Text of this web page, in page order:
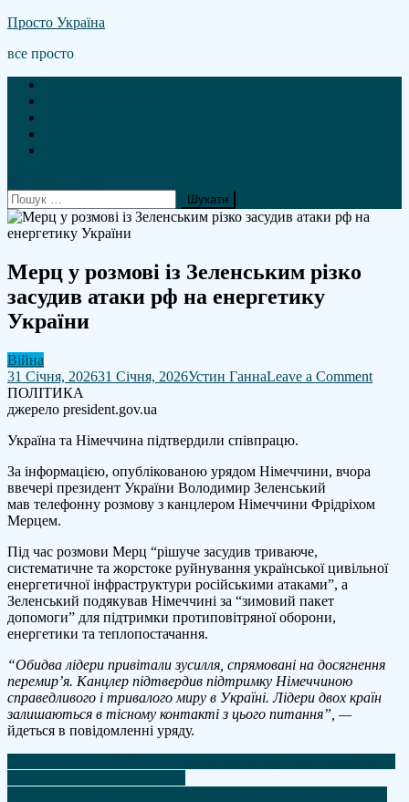
Skip
content
Просто Україна
все просто
Пошук:
Мерц у розмові із Зеленським різко
засудив атаки рф на енергетику
України
Війна
31 Січня, 202631 Січня, 2026Устин ГаннаLeave a Commenton
атаки
ПОЛІТИКА
джерело president.gov.ua
Україна та Німеччина підтвердили співпрацю.
За інформацією, опублікованою урядом Німеччини, вчора
ввечері президент України Володимир Зеленський
мав телефонну розмову з канцлером Німеччини Фрідріхом
Мерцем.
Під час розмови Мерц “рішуче засудив триваюче,
систематичне та жорстоке руйнування української цивільної
енергетичної інфраструктури російськими атаками”, а
Зеленський подякував Німеччині за “зимовий пакет
допомоги” для підтримки протиповітряної оборони,
енергетики та теплопостачання.
“Обидва лідери привітали зусилля, спрямовані на досягнення
перемир’я. Канцлер підтвердив підтримку Німеччиною
справедливого і тривалого миру в Україні. Лідери двох країн
залишаються в тісному контакті з цього питання”, —
йдеться в повідомленні уряду.
Навігація
записів